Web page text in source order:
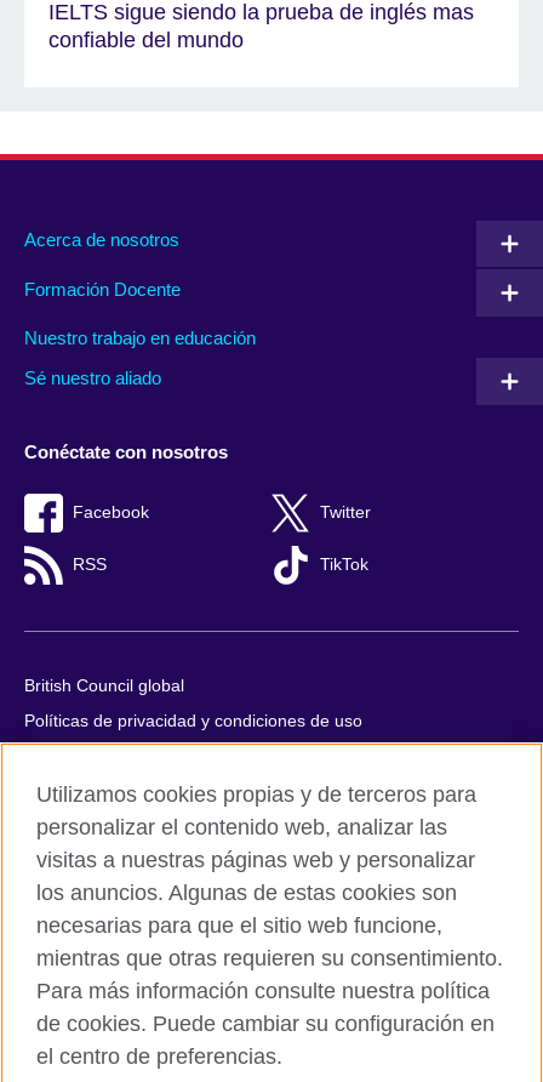
IELTS sigue siendo la prueba de inglés mas
confiable del mundo
Acerca de nosotros
Formación Docente
Nuestro trabajo en educación
Sé nuestro aliado
Conéctate con nosotros
Facebook Twitter
RSS TikTok
British Council global
Políticas de privacidad y condiciones de uso
Cookies
Quejas y comentarios
Mapa del sitio
© 2026 British Council
All cultural activities in Mexico are carried out by British Council
Asociados A.C., a not-for-profit entity established to undertake
cultural activities, including the promotion and diffusion of British
culture in Mexico, the fostering of cultural relations and mutual
understanding, the promotion of the English language, and the
Utilizamos cookies propias y de terceros para
personalizar el contenido web, analizar las
visitas a nuestras páginas web y personalizar
los anuncios. Algunas de estas cookies son
necesarias para que el sitio web funcione,
mientras que otras requieren su consentimiento.
Para más información consulte nuestra política
de cookies. Puede cambiar su configuración en
el centro de preferencias.